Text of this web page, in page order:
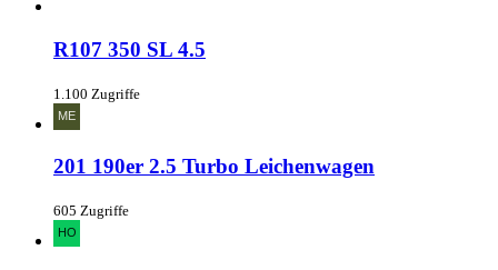
R107 350 SL 4.5
1.100 Zugriffe
201 190er 2.5 Turbo Leichenwagen
605 Zugriffe